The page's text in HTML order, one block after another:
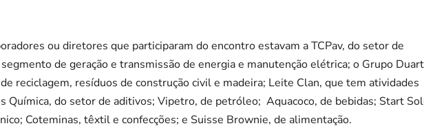
ou diretores que participaram do encontro estavam a TCPav, do setor de
de geração e transmissão de energia e manutenção elétrica; o Grupo
reciclagem, resíduos de construção civil e madeira; Leite Clan, que tem atividades
Química, do setor de aditivos; Vipetro, de petróleo; Aquacoco, de bebidas; Start
Coteminas, têxtil e confecções; e Suisse Brownie, de alimentação.